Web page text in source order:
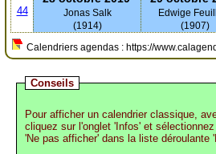
44
Jonas Salk
(1914)
Edwige
(1907)
Calendriers agendas : https://
Conseils
Pour afficher un calendrier classique,
cliquez sur l'onglet 'Infos' et
'Ne pas afficher' dans la liste déroulante